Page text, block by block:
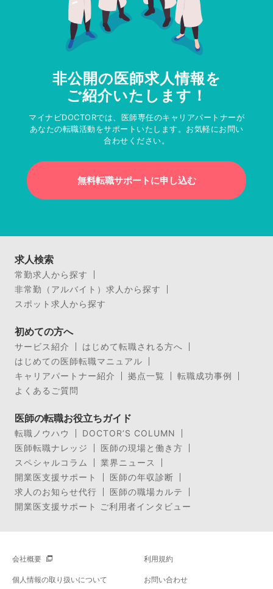
非公開の医師求人情報を
ご紹介いたします！
マイナビDOCTORでは、医師専任のキャリアパートナーが
あなたの転職活動をサポートいたします。お気軽にお問い
合わせください。
無料転職サポートに申し込む
求人検索
常勤求人から探す
非常勤（アルバイト）求人から探す
スポット求人から探す
初めての方へ
サービス紹介
はじめて転職される方へ
はじめての医師転職マニュアル
キャリアパートナー紹介
拠点一覧
転職成功事例
よくあるご質問
医師の転職お役立ちガイド
転職ノウハウ
DOCTOR’S COLUMN
医師転職ナレッジ
医師の現場と働き方
スペシャルコラム
業界ニュース
開業医支援サポート
医師の年収診断
求人のお知らせ代行
医師の職場カルテ
開業医支援サポート ご利用者インタビュー
会社概要 利用規約
個人情報の取り扱いについて お問い合わせ